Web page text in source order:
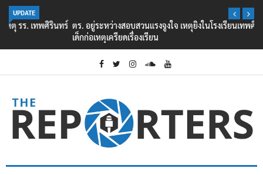
UPDATE
ตร. อยู่ระหว่างสอบสวนแรงจูงใจ เหตุยิงในโรงเรียนเทพศิรินทร์ นนทบุรี พบ
เด็กก่อเหตุเครียดเรื่องเรียน